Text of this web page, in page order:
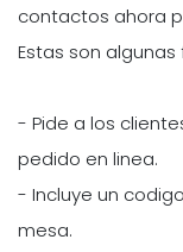
contactos ahora
Estas son
- Pide a los
pedido en linea.
- Incluye un
mesa.